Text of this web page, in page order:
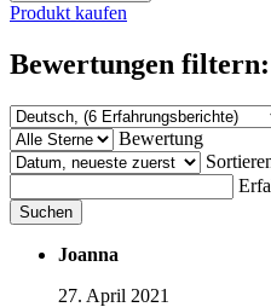
Produkt kaufen
Bewertungen filtern:
Bewertung
Suchen
Joanna
27. April 2021